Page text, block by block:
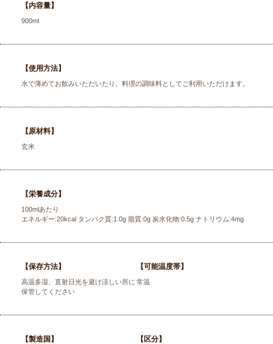
【内容量】
900ml
【使用方法】
水で薄めてお飲みいただいたり、料理の調味料としてご利用いただけます。
【原材料】
玄米
【栄養成分】
100mlあたり
エネルギー:20kcal タンパク質:1.0g 脂質:0g 炭水化物:0.5g ナトリウム:4mg
【保存方法】
高温多湿、直射日光を避け涼しい所に
保管してください
【可能温度帯】
常温
【製造国】 【区分】